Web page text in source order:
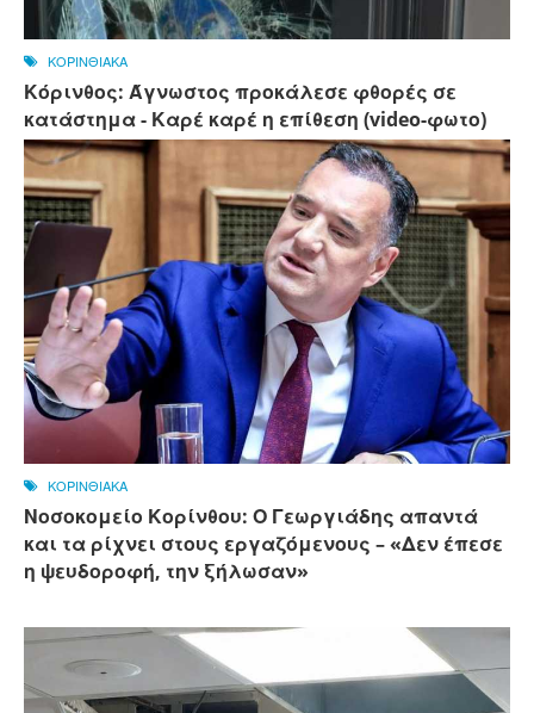
ΚΟΡΙΝΘΙΑΚΑ
Κόρινθος: Άγνωστος προκάλεσε φθορές σε
κατάστημα - Καρέ καρέ η επίθεση (video-φωτο)
ΚΟΡΙΝΘΙΑΚΑ
Νοσοκομείο Κορίνθου: Ο Γεωργιάδης απαντά
και τα ρίχνει στους εργαζόμενους – «Δεν έπεσε
η ψευδοροφή, την ξήλωσαν»